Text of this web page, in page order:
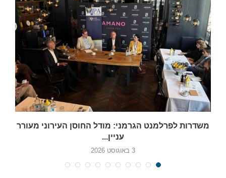
משדרות לפרלמנט הגרמני: מודל החוסן העירוני מעורר
עניין...
3 באוגוסט 2026